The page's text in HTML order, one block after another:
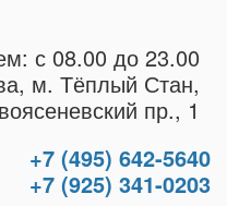
с 08.00 до 23.00
м. Тёплый Стан,
пр., 1
+7 (495) 642-5640
+7 (925) 341-0203